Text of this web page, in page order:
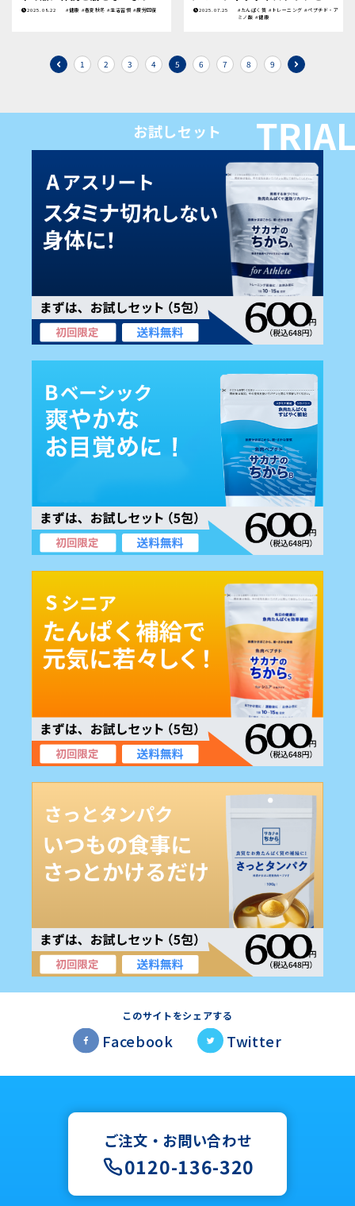
を付けたいこと
2025.08.22 #健康 #春夏秋冬 #生活習慣 #疲労回復
用しよう
2025.07.25 #たんぱく質 #トレーニング #ペプチド・ア
ミノ酸 #健康
1 2 3 4 5 6 7 8 9
お試しセット
このサイトをシェアする
Facebook Twitter
ご注文・お問い合わせ
0120-136-320